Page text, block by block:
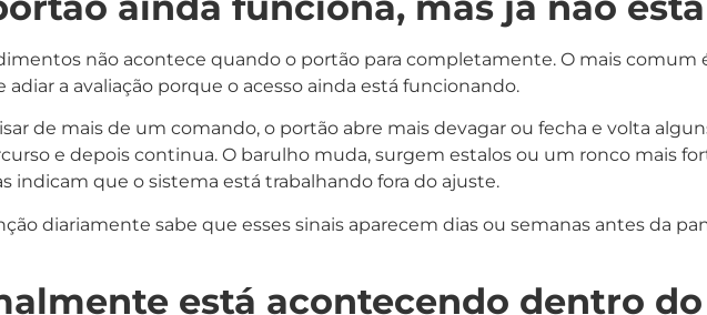
não acontece quando o portão para completamente. O mais comum
adiar a avaliação porque o acesso ainda está funcionando.
de mais de um comando, o portão abre mais devagar ou fecha e volta
e depois continua. O barulho muda, surgem estalos ou um ronco mais
indicam que o sistema está trabalhando fora do ajuste.
diariamente sabe que esses sinais aparecem dias ou semanas antes da
está acontecendo dentro